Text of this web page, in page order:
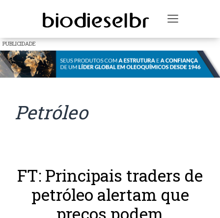
Toggle
PUBLICIDADE
Petróleo
FT: Principais traders de
petróleo alertam que